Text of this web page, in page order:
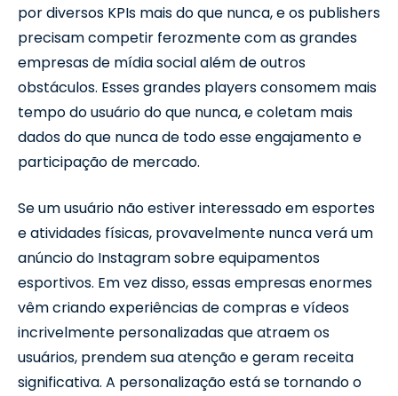
por diversos KPIs mais do que nunca, e os publishers
precisam competir ferozmente com as grandes
empresas de mídia social além de outros
obstáculos. Esses grandes players consomem mais
tempo do usuário do que nunca, e coletam mais
dados do que nunca de todo esse engajamento e
participação de mercado.
Se um usuário não estiver interessado em esportes
e atividades físicas, provavelmente nunca verá um
anúncio do Instagram sobre equipamentos
esportivos. Em vez disso, essas empresas enormes
vêm criando experiências de compras e vídeos
incrivelmente personalizadas que atraem os
usuários, prendem sua atenção e geram receita
significativa. A personalização está se tornando o